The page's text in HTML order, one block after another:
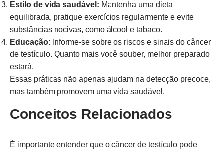
Estilo de vida saudável: Mantenha uma dieta
equilibrada, pratique exercícios regularmente e evite
substâncias nocivas, como álcool e tabaco.
Educação: Informe-se sobre os riscos e sinais do câncer
de testículo. Quanto mais você souber, melhor preparado
estará.
Essas práticas não apenas ajudam na detecção precoce,
mas também promovem uma vida saudável.
Conceitos Relacionados
É importante entender que o câncer de testículo pode